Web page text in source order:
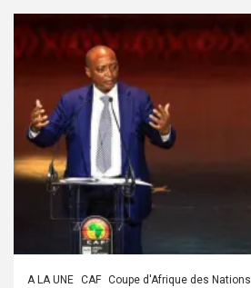
A LA UNE CAF Coupe d'Afrique des Nations